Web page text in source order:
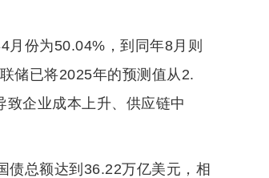
月份为50.04%，到同年8月则
储已将2025年的预测值从2.
企业成本上升、供应链中
债总额达到36.22万亿美元，相